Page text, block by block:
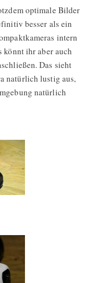
optimale Bilder
besser als ein
intern
könnt ihr aber auch
Das sieht
natürlich lustig aus,
natürlich